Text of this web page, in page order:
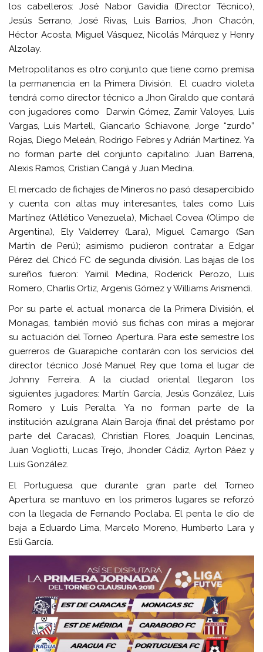
los cabelleros: José Nabor Gavidia (Director Técnico),
Jesús Serrano, José Rivas, Luis Barrios, Jhon Chacón,
Héctor Acosta, Miguel Vásquez, Nicolás Márquez y Henry
Alzolay.
Metropolitanos es otro conjunto que tiene como premisa
la permanencia en la Primera División. El cuadro violeta
tendrá como director técnico a Jhon Giraldo que contará
con jugadores como Darwin Gómez, Zamir Valoyes, Luis
Vargas, Luis Martell, Giancarlo Schiavone, Jorge “zurdo”
Rojas, Diego Meleán, Rodrigo Febres y Adrián Martínez. Ya
no forman parte del conjunto capitalino: Juan Barrena,
Alexis Ramos, Cristian Cangá y Juan Medina.
El mercado de fichajes de Mineros no pasó desapercibido
y cuenta con altas muy interesantes, tales como Luis
Martínez (Atlético Venezuela), Michael Covea (Olimpo de
Argentina), Ely Valderrey (Lara), Miguel Camargo (San
Martín de Perú); asimismo pudieron contratar a Edgar
Pérez del Chicó FC de segunda división. Las bajas de los
sureños fueron: Yaimil Medina, Roderick Perozo, Luis
Romero, Charlis Ortiz, Argenis Gómez y Williams Arismendi.
Por su parte el actual monarca de la Primera División, el
Monagas, también movió sus fichas con miras a mejorar
su actuación del Torneo Apertura. Para este semestre los
guerreros de Guarapiche contarán con los servicios del
director técnico José Manuel Rey que toma el lugar de
Johnny Ferreira. A la ciudad oriental llegaron los
siguientes jugadores: Martín García, Jesús González, Luis
Romero y Luis Peralta. Ya no forman parte de la
institución azulgrana Alain Baroja (final del préstamo por
parte del Caracas), Christian Flores, Joaquín Lencinas,
Juan Vogliotti, Lucas Trejo, Jhonder Cádiz, Ayrton Páez y
Luis González.
El Portuguesa que durante gran parte del Torneo
Apertura se mantuvo en los primeros lugares se reforzó
con la llegada de Fernando Poclaba. El penta le dio de
baja a Eduardo Lima, Marcelo Moreno, Humberto Lara y
Esli García.